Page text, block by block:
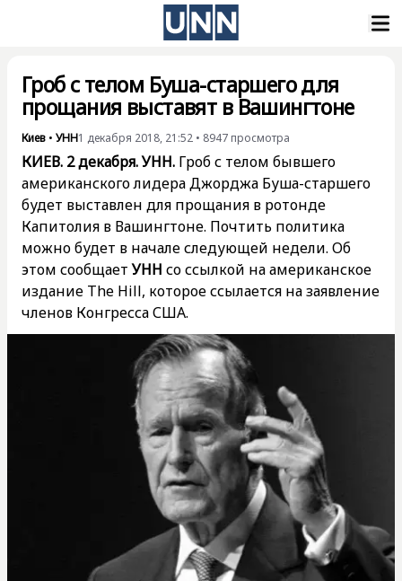
Гроб с телом Буша-старшего для
прощания выставят в Вашингтоне
Киев • УНН1 декабря 2018, 21:52 • 8947 просмотра
КИЕВ. 2 декабря. УНН. Гроб с телом бывшего
американского лидера Джорджа Буша-старшего
будет выставлен для прощания в ротонде
Капитолия в Вашингтоне. Почтить политика
можно будет в начале следующей недели. Об
этом сообщаетУНН со ссылкой на американское
издание The Hill, которое ссылается на заявление
членов Конгресса США.